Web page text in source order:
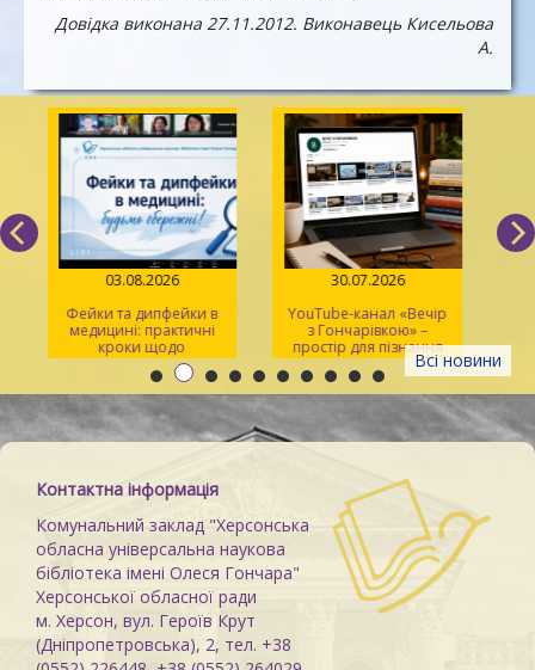
Довідка виконана 27.11.2012. Виконавець Кисельова
А.
Всі новини
03.08.2026
Фейки та дипфейки в
медицині: практичні
кроки щодо
розпізнавання
30.07.2026
YouTube-канал «Вечір
з Гончарівкою» –
простір для пізнання
та натхнення
Контактна інформація
Комунальний заклад "Херсонська
обласна універсальна наукова
бібліотека імені Олеся Гончара"
Херсонської обласної ради
м. Херсон, вул. Героїв Крут
(Дніпропетровська), 2, тел. +38